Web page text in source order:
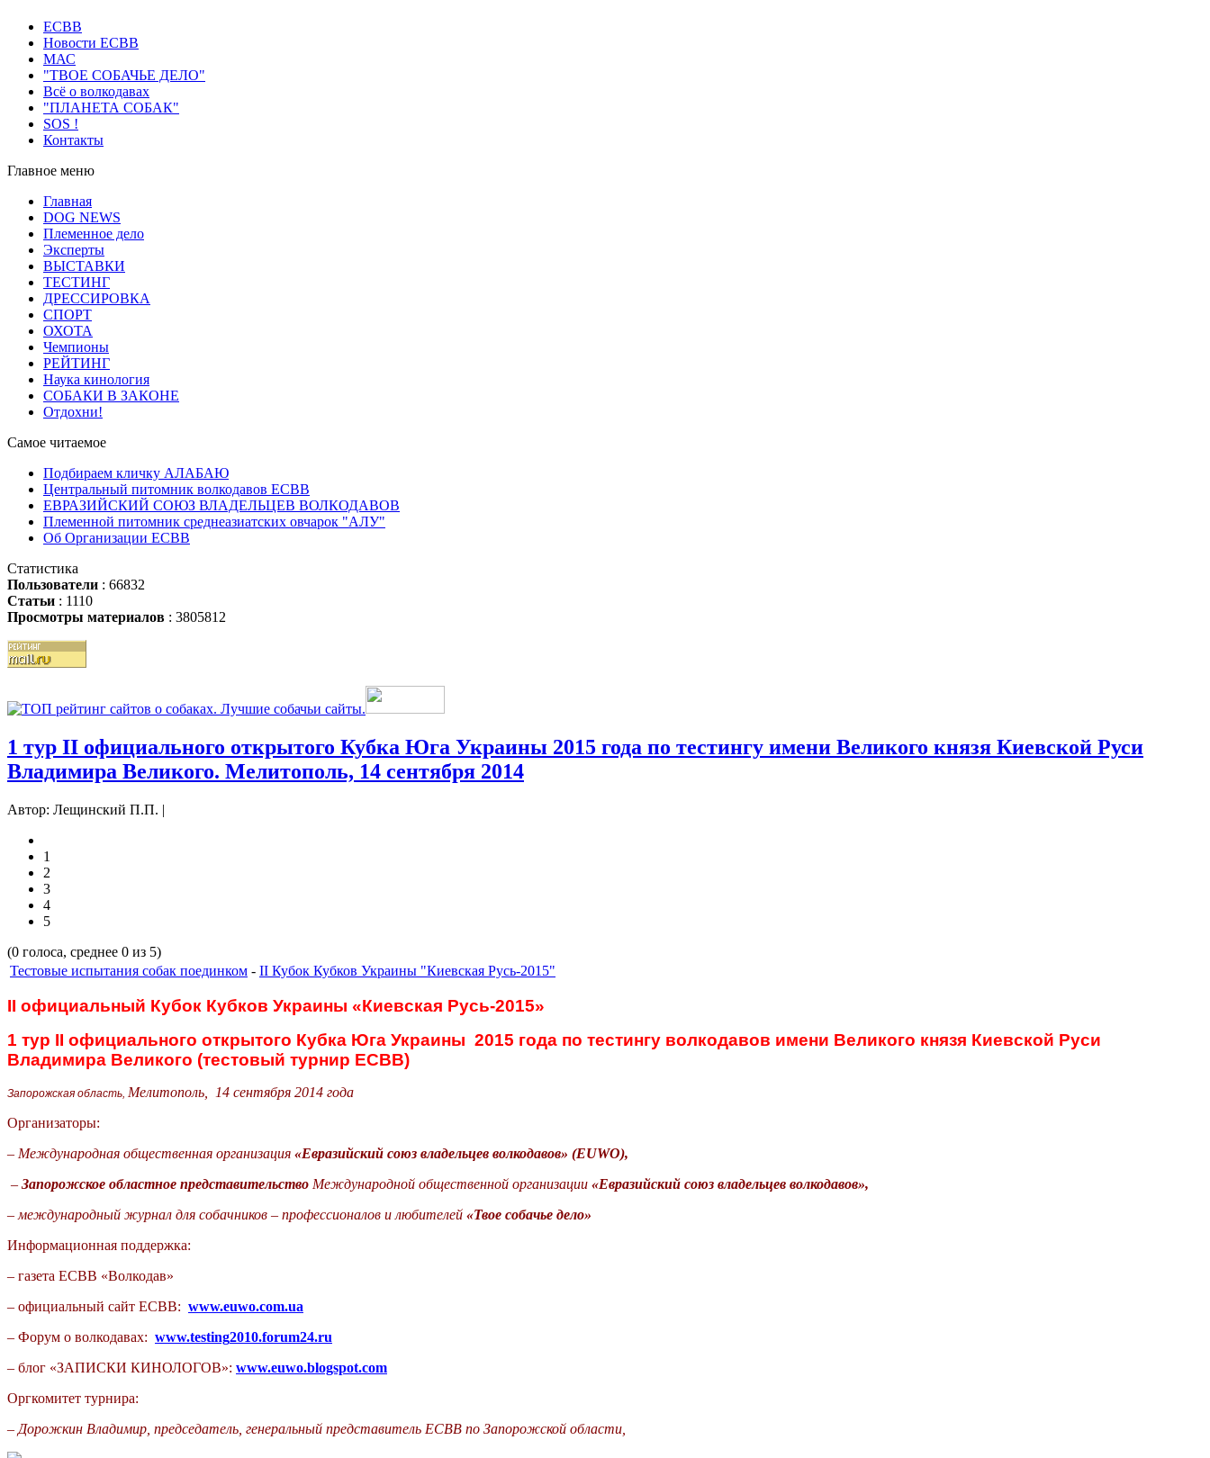
ECВB
Новости ЕСВВ
МАС
"ТВОЕ СОБАЧЬЕ ДЕЛО"
Всё о волкодавах
"ПЛАНЕТА СОБАК"
SOS !
Контакты
Главное меню
Главная
DOG NEWS
Племенное дело
Эксперты
ВЫСТАВКИ
ТЕСТИНГ
ДРЕССИРОВКА
СПОРТ
ОХОТА
Чемпионы
РЕЙТИНГ
Наука кинология
СОБАКИ В ЗАКОНЕ
Отдохни!
Самое читаемое
Подбираем кличку АЛАБАЮ
Центральный питомник волкодавов ЕСВВ
ЕВРАЗИЙСКИЙ СОЮЗ ВЛАДЕЛЬЦЕВ ВОЛКОДАВОВ
Племенной питомник среднеазиатских овчарок "АЛУ"
Об Организации ЕСВВ
Статистика
Пользователи : 66832
Статьи : 1110
Просмотры материалов : 3805812
1 тур II официального открытого Кубка Юга Украины 2015 года по тестингу имени Великого князя Киевской Руси
Владимира Великого. Мелитополь, 14 сентября 2014
Автор: Лещинский П.П. |
1
2
3
4
5
(0 голоса, среднее 0 из 5)
Тестовые испытания собак поединком - II Кубок Кубков Украины "Киевская Русь-2015"
II официальный Кубок Кубков Украины «Киевская Русь-2015»
1 тур II официального открытого Кубка Юга Украины 2015 года по тестингу волкодавов имени Великого князя Киевской Руси
Владимира Великого (тестовый турнир ЕСВВ)
Запорожская область, Мелитополь, 14 сентября 2014 года
Организаторы:
– Международная общественная организация «Евразийский союз владельцев волкодавов» (EUWO),
– Запорожское областное представительство Международной общественной организации «Евразийский союз владельцев волкодавов»,
– международный журнал для собачников – профессионалов и любителей «Твое собачье дело»
Информационная поддержка:
– газета ЕСВВ «Волкодав»
– официальный сайт ЕСВВ: www.euwo.com.ua
– Форум о волкодавах: www.testing2010.forum24.ru
– блог «ЗАПИСКИ КИНОЛОГОВ»: www.euwo.blogspot.com
Оргкомитет турнира:
– Дорожкин Владимир, председатель, генеральный представитель ЕСВВ по Запорожской области,